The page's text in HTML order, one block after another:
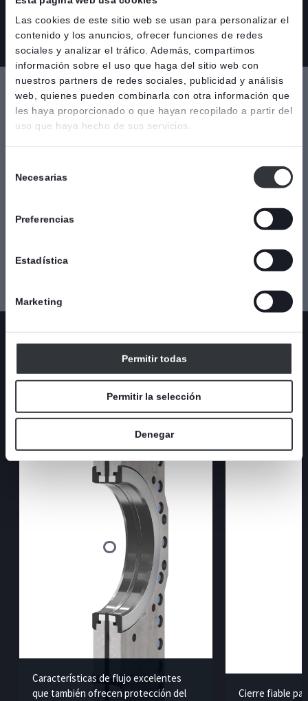
Las cookies de este sitio web se usan para personalizar el
contenido y los anuncios, ofrecer funciones de redes
sociales y analizar el tráfico. Además, compartimos
información sobre el uso que haga del sitio web con
nuestros partners de redes sociales, publicidad y análisis
web, quienes pueden combinarla con otra información que
les haya proporcionado o que hayan recopilado a partir del
uso que haya hecho de sus servicios.
deNecesarias
Preferencias
Estadística
Marketing
Permitir todas
Permitir la selección
Denegar
Descargue la hoja de datos del producto para obtener
información técnica adicional.
Especificaciones
Técnica de cierre
Tipo de conexión
válvula
Papeleras y plantas de
Características
Características de flujo excelentes
que también ofrecen protección del
Cierre fiable